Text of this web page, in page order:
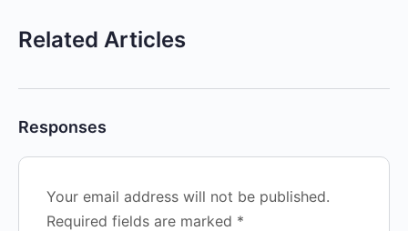
Related Articles
Responses
Your email address will not be published.
Required fields are marked *